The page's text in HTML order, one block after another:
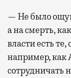
— Не было
а на смерть,
власти есть
например, как
сотрудничать